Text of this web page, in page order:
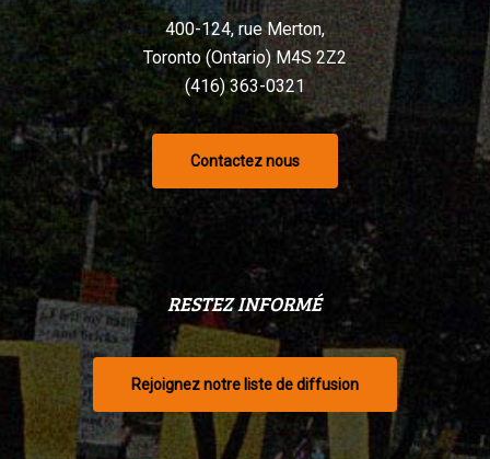
400-124, rue Merton,
Toronto (Ontario) M4S 2Z2
(416) 363-0321
Contactez nous
RESTEZ INFORMÉ
Rejoignez notre liste de diffusion